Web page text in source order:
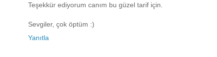
Teşekkür ediyorum canım bu güzel tarif için.
Sevgiler, çok öptüm :)
Yanıtla